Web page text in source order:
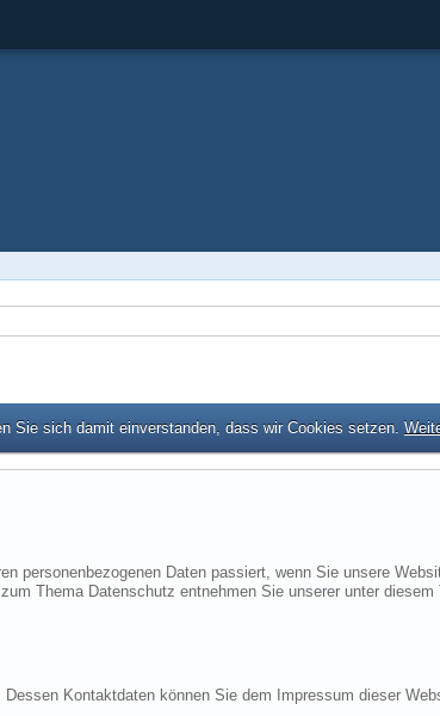
Sie sich damit einverstanden, dass wir Cookies setzen.
personenbezogenen Daten passiert, wenn Sie unsere
Thema Datenschutz entnehmen Sie unserer unter diesem
Kontaktdaten können Sie dem Impressum dieser